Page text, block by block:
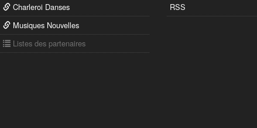
Charleroi Danses
Musiques Nouvelles
Listes des partenaires
RSS